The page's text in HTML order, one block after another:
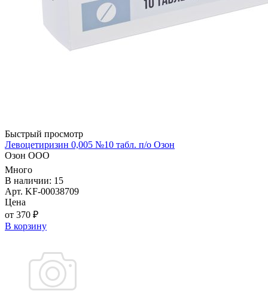
Быстрый просмотр
Левоцетиризин 0,005 №10 табл. п/о Озон
Озон ООО
Много
В наличии: 15
Арт. KF-00038709
Цена
от 370 ₽
В корзину